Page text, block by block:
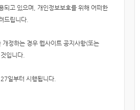
되고 있으며, 개인정보보호를 위해 어떠한
드립니다.
정하는 경우 웹사이트 공지사항(또는
입니다.
일부터 시행됩니다.